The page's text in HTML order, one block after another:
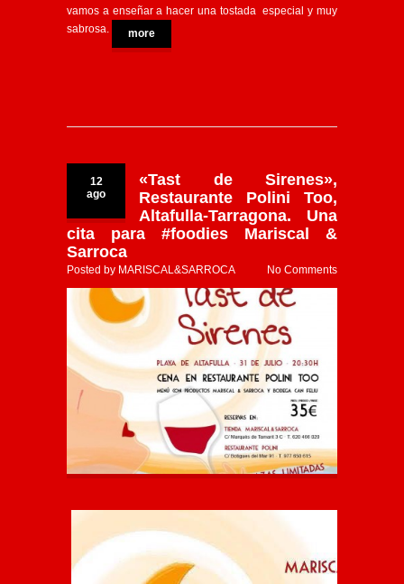
vamos a enseñar a hacer una tostada especial y muy
sabrosa.
more
12
ago
«Tast de Sirenes»,
Restaurante Polini Too,
Altafulla-Tarragona. Una
cita para #foodies Mariscal &
Sarroca
No Comments
Posted by MARISCAL&SARROCA